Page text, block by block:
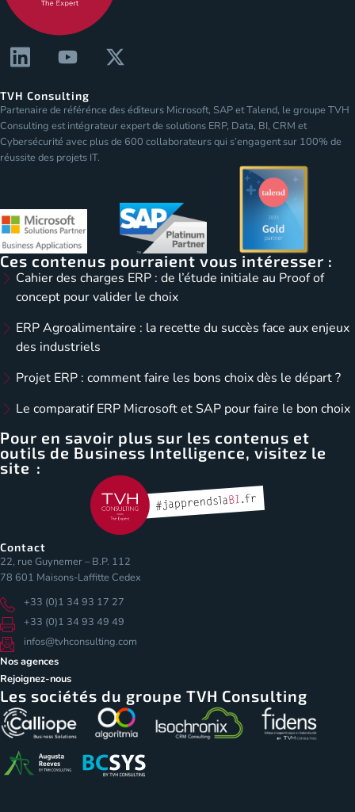
TVH Consulting
Partenaire de référénce des éditeurs Microsoft, SAP et Talend, le groupe TVH
Consulting est intégrateur expert de solutions ERP, Data, BI, CRM et
Cybersécurité avec plus de 600 collaborateurs qui s’engagent sur 100% de
réussite des projets IT.
Ces contenus pourraient vous intéresser :
Cahier des charges ERP : de l’étude initiale au Proof of
concept pour valider le choix
ERP Agroalimentaire : la recette du succès face aux enjeux
des industriels
Projet ERP : comment faire les bons choix dès le départ ?
Le comparatif ERP Microsoft et SAP pour faire le bon choix
Pour en savoir plus sur les contenus et
outils de Business Intelligence, visitez le
site :
Contact
22, rue Guynemer – B.P. 112
78 601 Maisons-Laffitte Cedex
+33 (0)1 34 93 17 27
+33 (0)1 34 93 49 49
infos@tvhconsulting.com
Nos agences
Rejoignez-nous
Les sociétés du groupe TVH Consulting
Les Cookies
Pour vous assurer une expérience de qualité